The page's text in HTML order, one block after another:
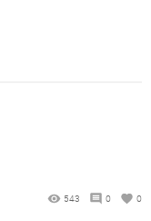
543 0 0